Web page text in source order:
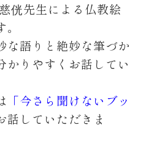
侊先生による仏教絵
な語りと絶妙な筆づか
かりやすくお話してい
「今さら聞けないブッ
話していただきま